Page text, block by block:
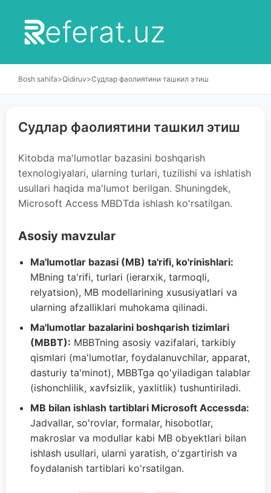
eferat.uz
Bosh sahifa>Qidiruv>Судлар фаолиятини ташкил этиш
Судлар фаолиятини ташкил этиш
Kitobda ma'lumotlar bazasini boshqarish
texnologiyalari, ularning turlari, tuzilishi va ishlatish
usullari haqida ma'lumot berilgan. Shuningdek,
Microsoft Access MBDTda ishlash ko'rsatilgan.
Asosiy mavzular
Ma'lumotlar bazasi (MB) ta'rifi, ko'rinishlari:
MBning ta'rifi, turlari (ierarxik, tarmoqli,
relyatsion), MB modellarining xususiyatlari va
ularning afzalliklari muhokama qilinadi.
Ma'lumotlar bazalarini boshqarish tizimlari
(MBBT): MBBTning asosiy vazifalari, tarkibiy
qismlari (ma'lumotlar, foydalanuvchilar, apparat,
dasturiy ta'minot), MBBTga qo'yiladigan talablar
(ishonchlilik, xavfsizlik, yaxlitlik) tushuntiriladi.
MB bilan ishlash tartiblari Microsoft Accessda:
Jadvallar, so'rovlar, formalar, hisobotlar,
makroslar va modullar kabi MB obyektlari bilan
ishlash usullari, ularni yaratish, o'zgartirish va
foydalanish tartiblari ko'rsatilgan.